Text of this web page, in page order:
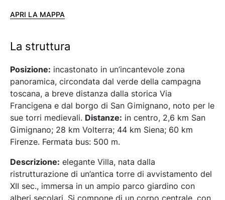
APRI LA MAPPA
La struttura
Posizione: incastonato in un’incantevole zona
panoramica, circondata dal verde della campagna
toscana, a breve distanza dalla storica Via
Francigena e dal borgo di San Gimignano, noto per le
sue torri medievali. Distanze: in centro, 2,6 km San
Gimignano; 28 km Volterra; 44 km Siena; 60 km
Firenze. Fermata bus: 500 m.
Descrizione: elegante Villa, nata dalla
ristrutturazione di un’antica torre di avvistamento del
XII sec., immersa in un ampio parco giardino con
alberi secolari. Si compone di un corpo centrale, con